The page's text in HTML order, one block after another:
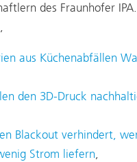
des Fraunhofer
aus Küchenabfällen
den 3D-Druck
Blackout verhindert,
Strom liefern,